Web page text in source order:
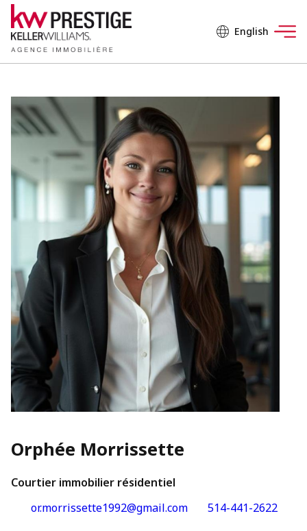
English
Orphée Morrissette
Courtier immobilier résidentiel
or.morrissette1992@gmail.com
514-441-2622